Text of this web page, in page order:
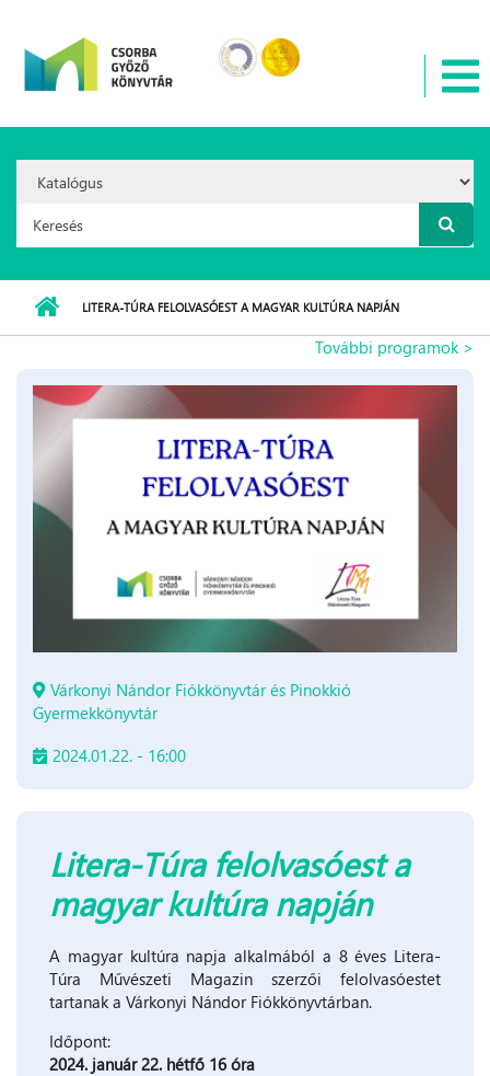
Option:
Keresés űrlap
LITERA-TÚRA FELOLVASÓEST A MAGYAR KULTÚRA NAPJÁN
További programok >
Várkonyi Nándor Fiókkönyvtár és Pinokkió
Gyermekkönyvtár
2024.01.22. - 16:00
Litera-Túra felolvasóest a
magyar kultúra napján
A magyar kultúra napja alkalmából a 8 éves Litera-
Túra Művészeti Magazin szerzői felolvasóestet
tartanak a Várkonyi Nándor Fiókkönyvtárban.
Időpont:
2024. január 22. hétfő 16 óra